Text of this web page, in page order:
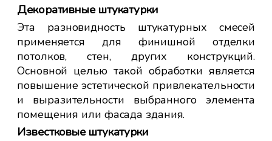
Декоративные штукатурки
Эта разновидность штукатурных смесей
применяется для финишной отделки
потолков, стен, других конструкций.
Основной целью такой обработки является
повышение эстетической привлекательности
и выразительности выбранного элемента
помещения или фасада здания.
Известковые штукатурки